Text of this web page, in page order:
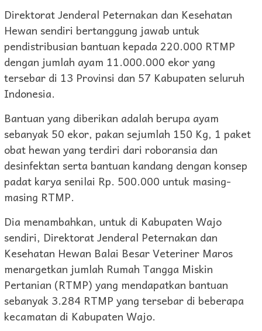
Direktorat Jenderal Peternakan dan Kesehatan
Hewan sendiri bertanggung jawab untuk
pendistribusian bantuan kepada 220.000 RTMP
dengan jumlah ayam 11.000.000 ekor yang
tersebar di 13 Provinsi dan 57 Kabupaten seluruh
Indonesia.
Bantuan yang diberikan adalah berupa ayam
sebanyak 50 ekor, pakan sejumlah 150 Kg, 1 paket
obat hewan yang terdiri dari roboransia dan
desinfektan serta bantuan kandang dengan konsep
padat karya senilai Rp. 500.000 untuk masing-
masing RTMP.
Dia menambahkan, untuk di Kabupaten Wajo
sendiri, Direktorat Jenderal Peternakan dan
Kesehatan Hewan Balai Besar Veteriner Maros
menargetkan jumlah Rumah Tangga Miskin
Pertanian (RTMP) yang mendapatkan bantuan
sebanyak 3.284 RTMP yang tersebar di beberapa
kecamatan di Kabupaten Wajo.